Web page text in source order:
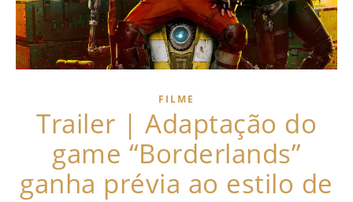
FILME
Trailer | Adaptação do
game “Borderlands”
ganha prévia ao estilo de